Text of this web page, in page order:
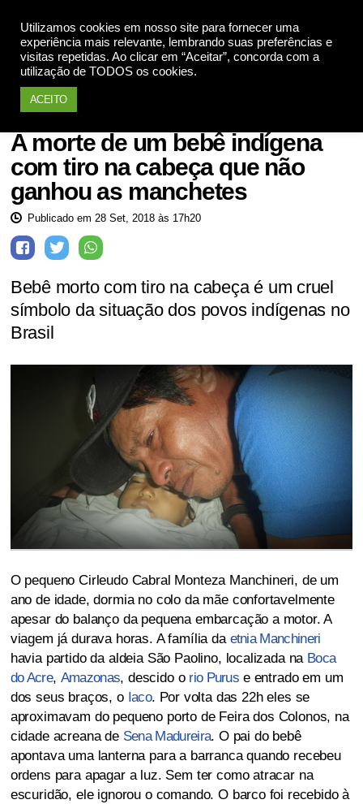
Utilizamos cookies em nosso site para fornecer uma
experiência mais relevante, lembrando suas preferências e
visitas repetidas. Ao clicar em “Aceitar”, concorda com a
utilização de TODOS os cookies.
ACEITO
Povos indígenas
A morte de um bebê indígena
com tiro na cabeça que não
ganhou as manchetes
Publicado em 28 Set, 2018 às 17h20
Bebê morto com tiro na cabeça é um cruel
símbolo da situação dos povos indígenas no
Brasil
O pequeno Cirleudo Cabral Monteza Manchineri, de um
ano de idade, dormia no colo da mãe confortavelmente
apesar do balanço da pequena embarcação a motor. A
viagem já durava horas. A família da etnia Manchineri
havia partido da aldeia São Paolino, localizada na Boca
do Acre, Amazonas, descido o rio Purus e entrado em um
dos seus braços, o Iaco. Por volta das 22h eles se
aproximavam do pequeno porto de Feira dos Colonos, na
cidade acreana de Sena Madureira. O pai do bebê
apontava uma lanterna para a barranca quando recebeu
ordens para apagar a luz. Sem ter como atracar na
escuridão, ele ignorou o comando. O barco foi recebido à